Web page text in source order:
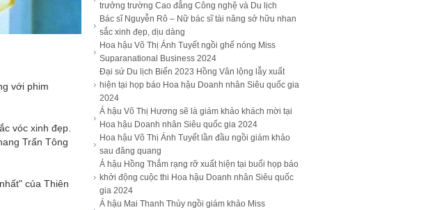
với phim
vóc xinh đẹp.
Trấn Tông
của Thiên
trưởng trường Cao đẳng Công nghệ và Du lịch
Bác sĩ Nguyễn Rô – Nữ bác sĩ tài năng sở hữu nhan
sắc xinh đẹp, dịu dàng
Hoa hậu Võ Thị Ánh Tuyết ngồi ghế nóng Miss
Suparanational Business 2024
Đại sứ Du lịch Biển 2023 Hồng Vân lộng lẫy xuất
hiện tại họp báo Hoa hậu Doanh nhân Siêu quốc gia
2024
Á hậu Võ Thị Hương sẽ là giám khảo khách mời tại
Hoa hậu Doanh nhân Siêu quốc gia 2024
Hoa hậu Võ Thị Ánh Tuyết lần đầu ngồi giám khảo
sau đăng quang
Á hậu Hồng Thắm rạng rỡ xuất hiện tại buổi họp báo
khởi động cuộc thi Hoa hậu Doanh nhân Siêu quốc
gia 2024
Á hậu Mai Thanh Thủy ngồi giám khảo Miss